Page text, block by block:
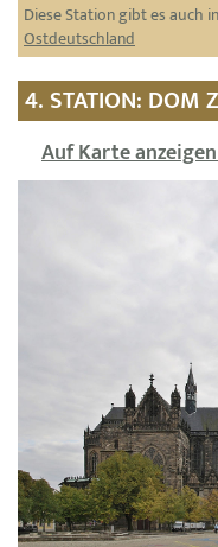
Diese Station gibt es auch
Ostdeutschland
4. STATION: DOM
Auf Karte